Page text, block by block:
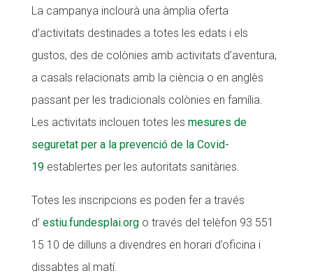
La campanya inclourà una àmplia oferta
d’activitats destinades a totes les edats i els
gustos, des de colònies amb activitats d’aventura,
a casals relacionats amb la ciència o en anglès
passant per les tradicionals colònies en família.
Les activitats inclouen totes les mesures de
seguretat per a la prevenció de la Covid-
19establertes per les autoritats sanitàries.
Totes les inscripcions es poden fer a través
d’ estiu.fundesplai.orgo través del telèfon 93 551
15 10 de dilluns a divendres en horari d’oficina i
dissabtes al matí.